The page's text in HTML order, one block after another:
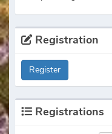
Registration
Register
Registrations